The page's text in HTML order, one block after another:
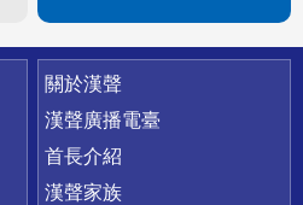
關於漢聲
漢聲廣播電臺
首長介紹
漢聲家族